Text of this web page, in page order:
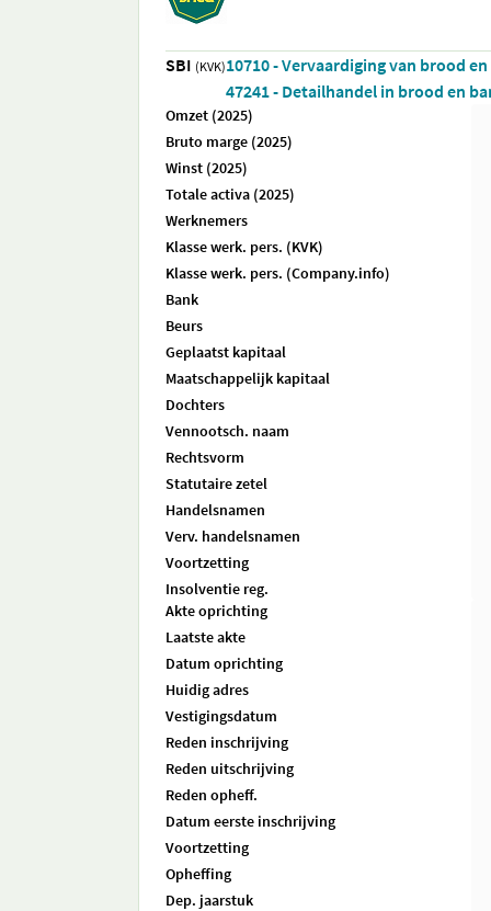
SBI (KVK)10710 - Vervaardiging van brood
47241 - Detailhandel in brood en
Omzet (2025)
Bruto marge (2025)
Winst (2025)
Totale activa (2025)
Werknemers
Klasse werk. pers. (KVK)
Klasse werk. pers. (Company.info)
Bank
Beurs
Geplaatst kapitaal
Maatschappelijk kapitaal
Dochters
Vennootsch. naam
Rechtsvorm
Statutaire zetel
Handelsnamen
Verv. handelsnamen
Voortzetting
Insolventie reg.
Akte oprichting
Laatste akte
Datum oprichting
Huidig adres
Vestigingsdatum
Reden inschrijving
Reden uitschrijving
Reden opheff.
Datum eerste inschrijving
Voortzetting
Opheffing
Dep. jaarstuk